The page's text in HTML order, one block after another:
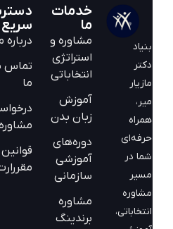
مازیار
همراه
حرفه‌ای
شما در
مسیر
مشاوره
انتخاباتی،
خدمات
مشاوره و
استراتژی
انتخاباتی
آموزش
زبان بدن
دوره‌های
آموزشی
سازمانی
مشاوره
برندینگ
دسترسی
سریع
درباره ما
تماس با
ما
درخواست
مشاوره
قوانین و
مقررارت